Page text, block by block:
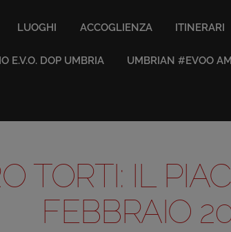
LUOGHI ACCOGLIENZA ITINERARI
E.V.O. DOP UMBRIA UMBRIAN #EVOO
TORTI: IL
FEBBRAIO